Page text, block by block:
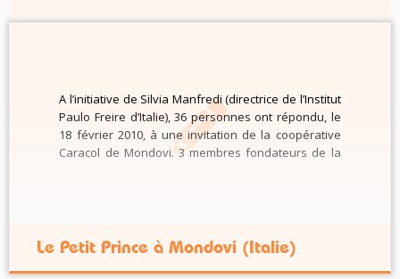
A l’initiative de Silvia Manfredi (directrice de l’Institut
Paulo Freire d’Italie), 36 personnes ont répondu, le
18 février 2010, à une invitation de la coopérative
Caracol de Mondovi. 3 membres fondateurs de la
Le Petit Prince à Mondovi (Italie)